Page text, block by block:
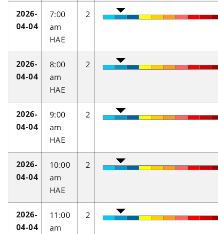
2026-
04-04
7:00
am
HAE
2
2026-
04-04
8:00
am
HAE
2
2026-
04-04
9:00
am
HAE
2
2026-
04-04
10:00
am
HAE
2
2026-
04-04
11:00
am
2